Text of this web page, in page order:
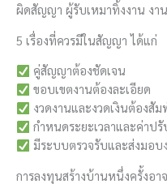
ผิดสัญญา ผู้รับเหมาทิ้งงาน งา
5 เรื่องที่ควรมีในสัญญา ได้แก่
คู่สัญญาต้องชัดเจน
ขอบเขตงานต้องละเอียด
งวดงานและงวดเงินต้องสั
กำหนดระยะเวลาและค่าป
มีระบบตรวจรับและส่งมอบ
การลงทุนสร้างบ้านหนึ่งครั้งอ